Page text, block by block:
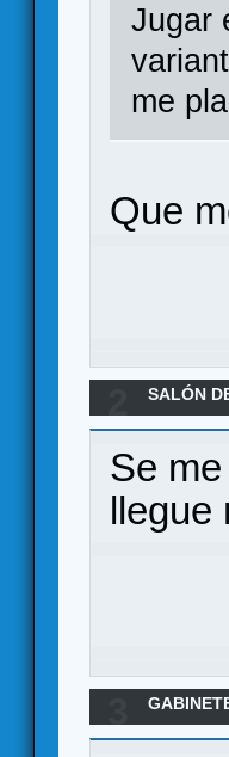
Jugar
me
Que
SALÓN
Se
llegue
Games